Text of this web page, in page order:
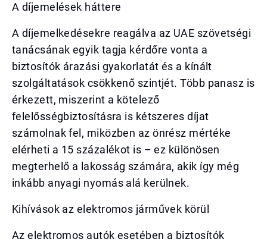
A díjemelések háttere
A díjemelkedésekre reagálva az UAE szövetségi
tanácsának egyik tagja kérdőre vonta a
biztosítók árazási gyakorlatát és a kínált
szolgáltatások csökkenő szintjét. Több panasz is
érkezett, miszerint a kötelező
felelősségbiztosításra is kétszeres díjat
számolnak fel, miközben az önrész mértéke
elérheti a 15 százalékot is – ez különösen
megterhelő a lakosság számára, akik így még
inkább anyagi nyomás alá kerülnek.
Kihívások az elektromos járművek körül
Az elektromos autók esetében a biztosítók